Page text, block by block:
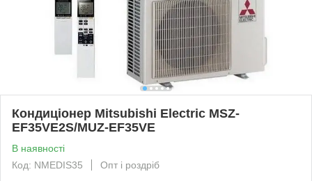
Кондиціонер Mitsubishi Electric MSZ-
EF35VE2S/MUZ-EF35VE
В наявності
Код: NMEDIS35
Опт і роздріб